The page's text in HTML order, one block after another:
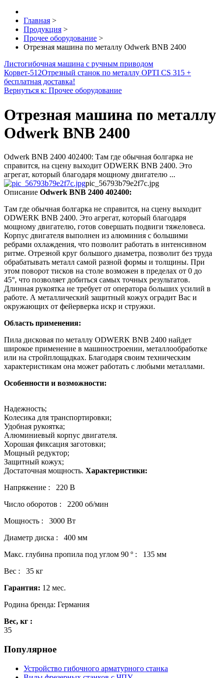
Главная >
Продукция >
Прочее оборудование >
Отрезная машина по металлу Odwerk BNB 2400
Листогибочная машина с ручным приводом
Корвет-512Отрезный станок по металлу OPTI CS 315 +
бесплатная доставка!
Вернуться к: Прочее оборудование
Отрезная машина по металлу
Odwerk BNB 2400
Odwerk BNB 2400 402400: Там где обычная болгарка не
справится, на сцену выходит ODWERK BNB 2400. Это
агрегат, который благодаря мощному двигателю ...
pic_56793b79e2f7c.jpg
Описание Odwerk BNB 2400 402400:
Там где обычная болгарка не справится, на сцену выходит
ODWERK BNB 2400. Это агрегат, который благодаря
мощному двигателю, готов совершать подвиги тяжеловеса.
Корпус двигателя выполнен из алюминия с большими
ребрами охлаждения, что позволит работать в интенсивном
ритме. Отрезной круг большого диаметра, позволит без труда
обрабатывать металл самой разной формы и толщины. При
этом поворот тисков на столе возможен в пределах от 0 до
45°, что позволяет добиться самых точных результатов.
Длинная рукоятка не требует от оператора больших усилий в
работе. А металлический защитный кожух оградит Вас и
окружающих от фейерверка искр и стружки.
Область применения:
Пила дисковая по металлу ODWERK BNB 2400 найдет
широкое применение в машиностроении, металлообработке
или на стройплощадках. Благодаря своим техническим
характеристикам она может работать с любыми металлами.
Особенности и возможности:
Надежность;
Колесика для транспортировки;
Удобная рукоятка;
Алюминиевый корпус двигателя.
Хорошая фиксация заготовки;
Мощный редуктор;
Защитный кожух;
Достаточная мощность. Характеристики:
Напряжение : 220 В
Число оборотов : 2200 об/мин
Мощность : 3000 Вт
Диаметр диска : 400 мм
Макс. глубина пропила под углом 90 º : 135 мм
Вес : 35 кг
Гарантия: 12 мес.
Родина бренда: Германия
Вес, кг :
35
Популярное
Устройство гибочного арматурного станка